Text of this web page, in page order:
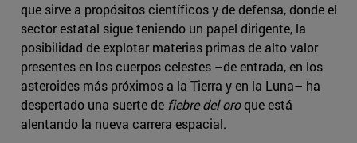
que sirve a propósitos científicos y de defensa, donde el
sector estatal sigue teniendo un papel dirigente, la
posibilidad de explotar materias primas de alto valor
presentes en los cuerpos celestes –de entrada, en los
asteroides más próximos a la Tierra y en la Luna– ha
despertado una suerte de fiebre del oroque está
alentando la nueva carrera espacial.